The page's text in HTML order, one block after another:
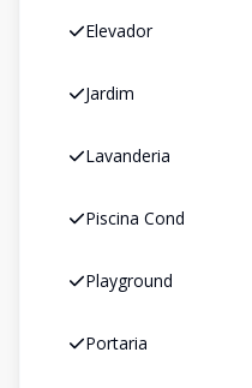
Elevador
Jardim
Lavanderia
Piscina Cond
Playground
Portaria